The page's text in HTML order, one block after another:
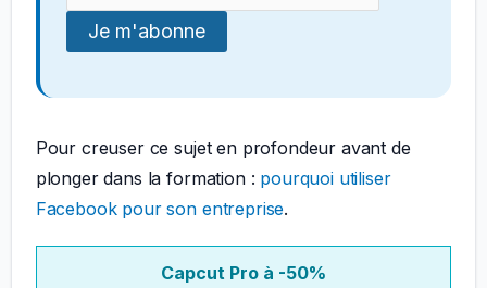
Pour creuser ce sujet en profondeur avant de
plonger dans la formation : pourquoi utiliser
Facebook pour son entreprise.
Capcut Pro à -50%